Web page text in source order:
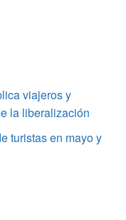
viajeros y
la liberalización
turistas en mayo y